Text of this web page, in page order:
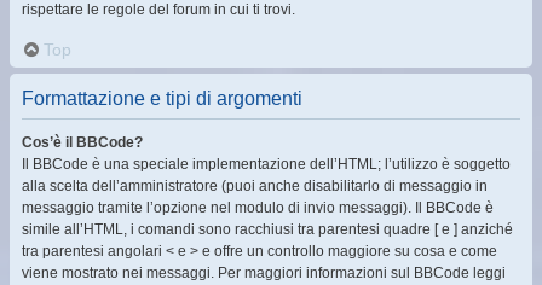
rispettare le regole del forum in cui ti trovi.
Top
Formattazione e tipi di argomenti
Cos’è il BBCode?
Il BBCode è una speciale implementazione dell’HTML; l’utilizzo è soggetto
alla scelta dell’amministratore (puoi anche disabilitarlo di messaggio in
messaggio tramite l’opzione nel modulo di invio messaggi). Il BBCode è
simile all’HTML, i comandi sono racchiusi tra parentesi quadre [ e ] anziché
tra parentesi angolari < e > e offre un controllo maggiore su cosa e come
viene mostrato nei messaggi. Per maggiori informazioni sul BBCode leggi